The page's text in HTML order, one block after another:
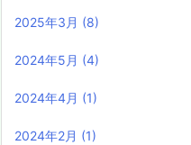
2025年3月 (8)
2024年5月 (4)
2024年4月 (1)
2024年2月 (1)